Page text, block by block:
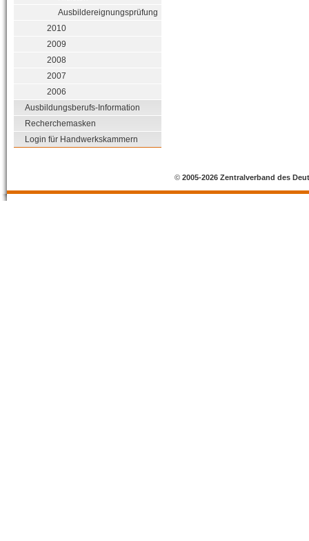
Ausbildereignungsprüfung
2010
2009
2008
2007
2006
Ausbildungsberufs-Information
Recherchemasken
Login für Handwerkskammern
© 2005-2026 Zentralverband des